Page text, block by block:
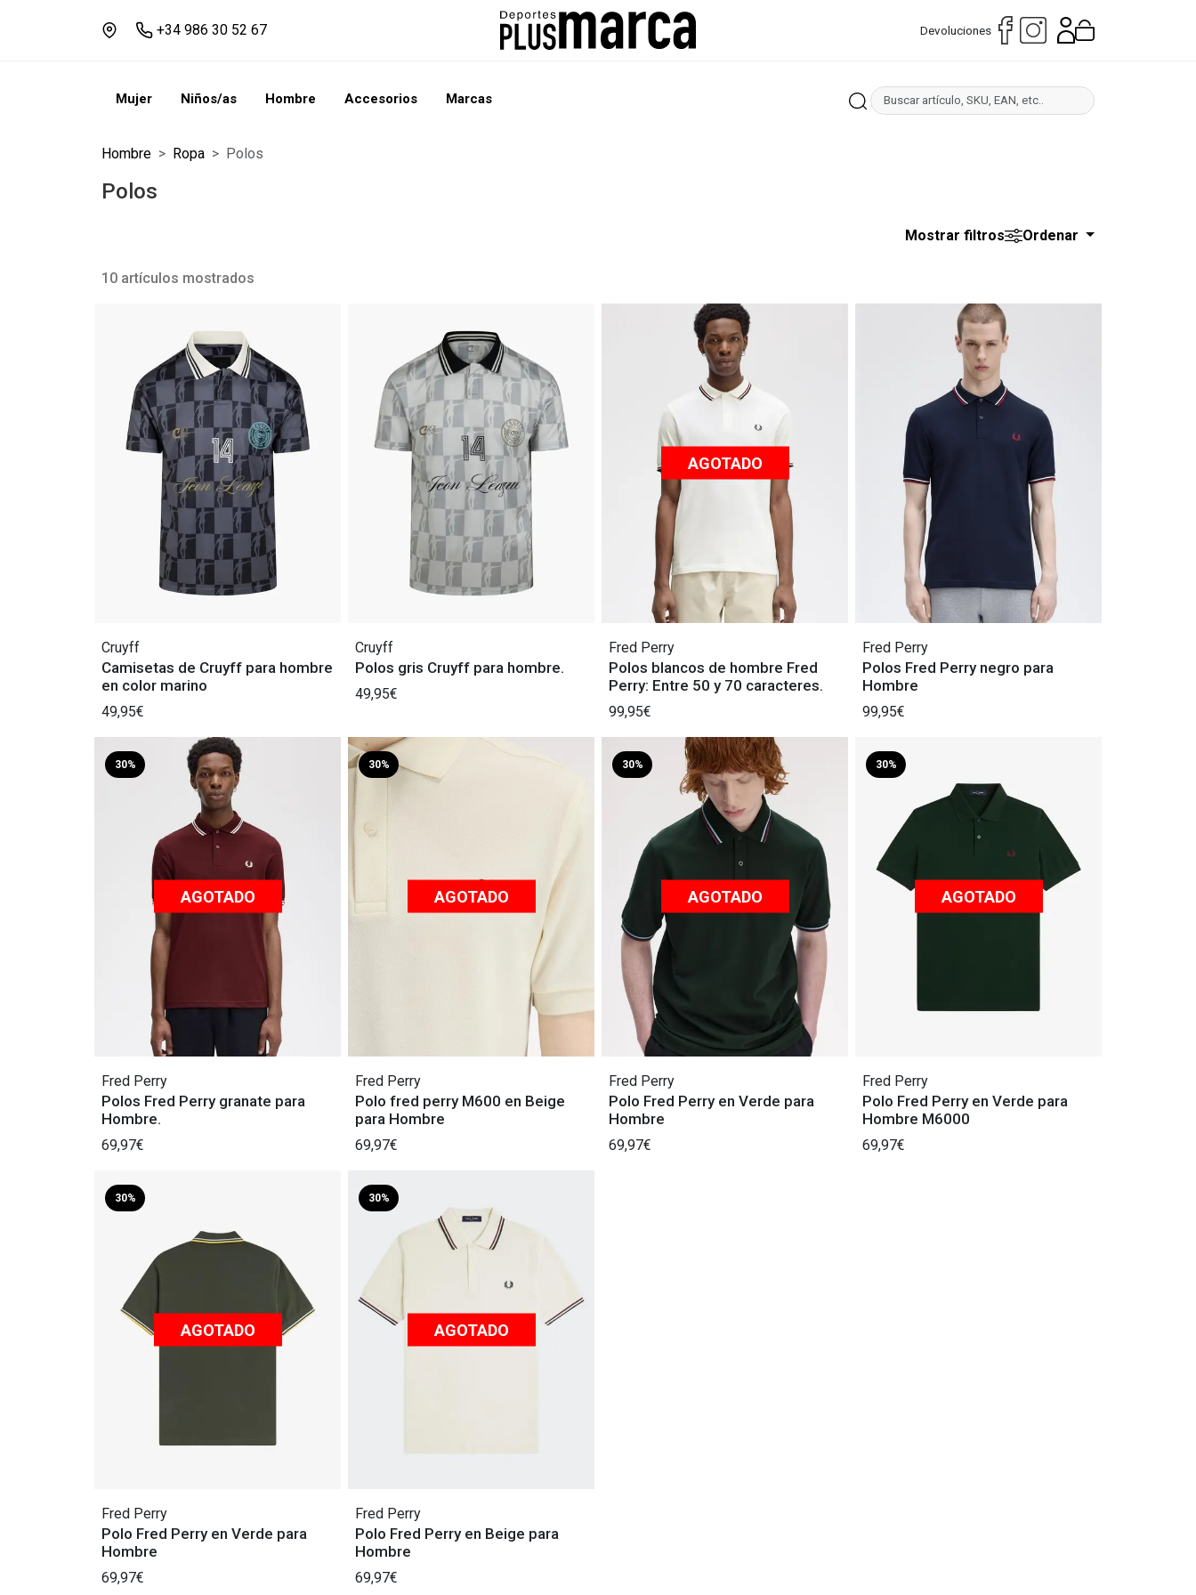
+34 986 30 52 67 Devoluciones
Mujer Niños/as Hombre Accesorios Marcas
Hombre Ropa Polos
Polos
Mostrar filtros Ordenar
10 artículos mostrados
Cruyff
Camisetas de Cruyff para hombre
en color marino
49,95€
Cruyff
Polos gris Cruyff para hombre.
49,95€
AGOTADO
Fred Perry
Polos blancos de hombre Fred
Perry: Entre 50 y 70 caracteres.
99,95€
Fred Perry
Polos Fred Perry negro para
Hombre
99,95€
30%
AGOTADO
Fred Perry
Polos Fred Perry granate para
Hombre.
69,97€
30%
AGOTADO
Fred Perry
Polo fred perry M600 en Beige
para Hombre
69,97€
30%
AGOTADO
Fred Perry
Polo Fred Perry en Verde para
Hombre
69,97€
30%
AGOTADO
Fred Perry
Polo Fred Perry en Verde para
Hombre M6000
69,97€
30%
AGOTADO
Fred Perry
Polo Fred Perry en Verde para
Hombre
69,97€
30%
AGOTADO
Fred Perry
Polo Fred Perry en Beige para
Hombre
69,97€